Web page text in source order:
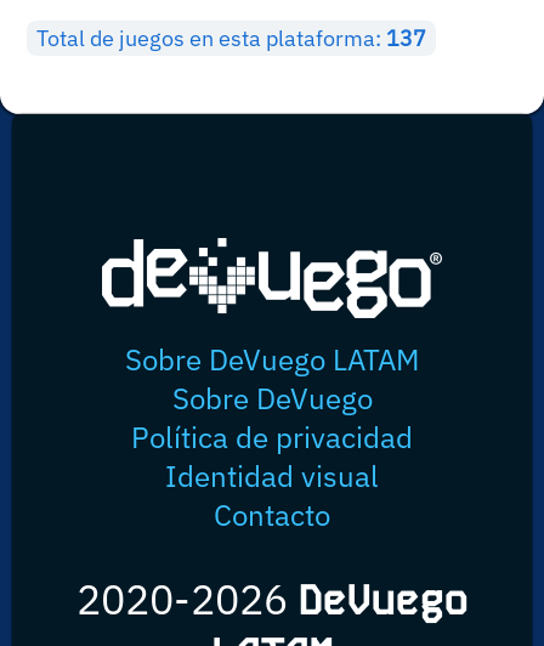
Total de juegos en esta plataforma: 137
Sobre DeVuego LATAM
Sobre DeVuego
Política de privacidad
Identidad visual
Contacto
2020-2026 DeVuego